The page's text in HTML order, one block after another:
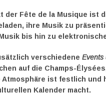
der Fête de la Musique ist
ihre Musik zu
bis hin zu
verschiedene Events
auf die Champs-
ist festlich und
Kalender macht.